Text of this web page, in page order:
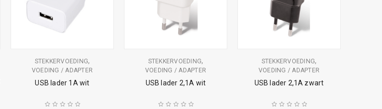
STEKKERVOEDING,
VOEDING / ADAPTER
USB lader 1A wit
STEKKERVOEDING,
VOEDING / ADAPTER
USB lader 2,1A wit
STEKKERVOEDING,
VOEDING / ADAPTER
USB lader 2,1A zwart